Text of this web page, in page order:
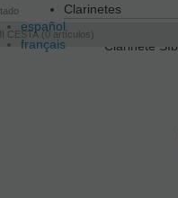
español
français
CESTA 0 artículos
navigation
Clarinetes
Clarinete SIb